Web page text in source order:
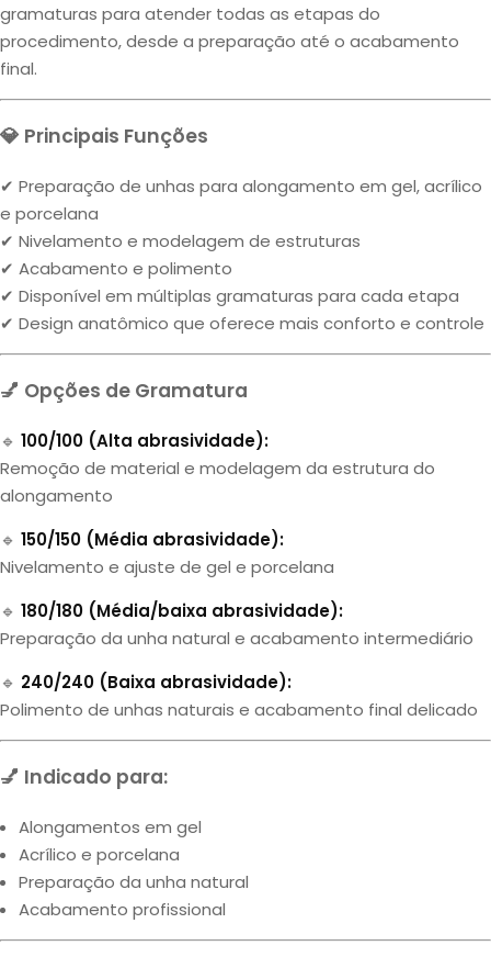
gramaturas para atender todas as etapas do
procedimento, desde a preparação até o acabamento
final.
💎 Principais Funções
✔ Preparação de unhas para alongamento em gel, acrílico
e porcelana
✔ Nivelamento e modelagem de estruturas
✔ Acabamento e polimento
✔ Disponível em múltiplas gramaturas para cada etapa
✔ Design anatômico que oferece mais conforto e controle
💅 Opções de Gramatura
🔹 100/100 (Alta abrasividade):
Remoção de material e modelagem da estrutura do
alongamento
🔹 150/150 (Média abrasividade):
Nivelamento e ajuste de gel e porcelana
🔹 180/180 (Média/baixa abrasividade):
Preparação da unha natural e acabamento intermediário
🔹 240/240 (Baixa abrasividade):
Polimento de unhas naturais e acabamento final delicado
💅 Indicado para:
Alongamentos em gel
Acrílico e porcelana
Preparação da unha natural
Acabamento profissional